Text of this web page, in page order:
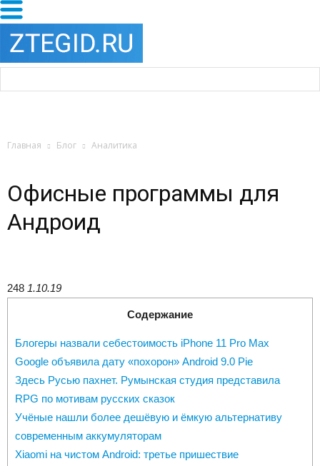
Главная Блог Аналитика
Офисные программы для
Андроид
248 1.10.19
Содержание
Блогеры назвали себестоимость iPhone 11 Pro Max
Google объявила дату «похорон» Android 9.0 Pie
Здесь Русью пахнет. Румынская студия представила
RPG по мотивам русских сказок
Учёные нашли более дешёвую и ёмкую альтернативу
современным аккумуляторам
Xiaomi на чистом Android: третье пришествие